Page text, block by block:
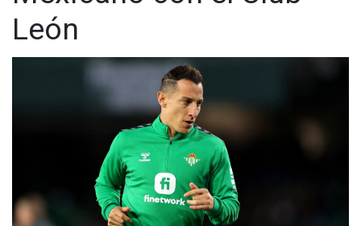
Facebook:
@cadenanoticiasmx
Whatsapp:@CadenaNoticias|
León